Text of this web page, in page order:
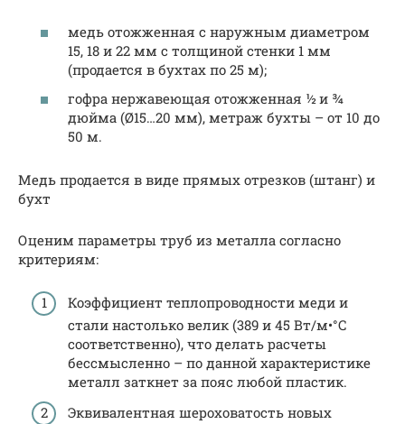
медь отожженная с наружным диаметром
15, 18 и 22 мм с толщиной стенки 1 мм
(продается в бухтах по 25 м);
гофра нержавеющая отожженная ½ и ¾
дюйма (Ø15…20 мм), метраж бухты – от 10 до
50 м.
Медь продается в виде прямых отрезков (штанг) и
бухт
Оценим параметры труб из металла согласно
критериям:
Коэффициент теплопроводности меди и
стали настолько велик (389 и 45 Вт/м•°С
соответственно), что делать расчеты
бессмысленно – по данной характеристике
металл заткнет за пояс любой пластик.
Эквивалентная шероховатость новых